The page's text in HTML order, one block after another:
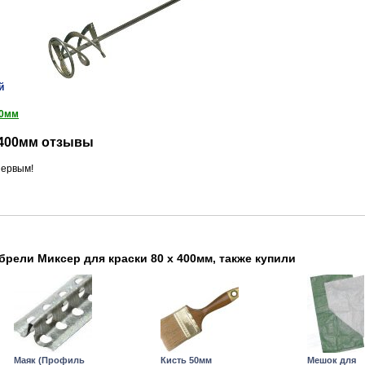
отзывы
Миксер для краски 80 х 400мм, также купили
Маяк (Профиль Кисть 50мм Мешок для